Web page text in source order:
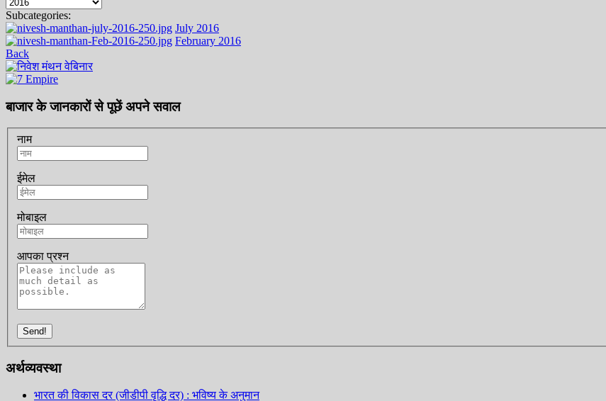
Subcategories:
July 2016
February 2016
Back
बाजार के जानकारों से पूछें अपने सवाल
नाम
ईमेल
मोबाइल
आपका प्रश्न
Send!
अर्थव्यवस्था
भारत की विकास दर (जीडीपी वृद्धि दर) : भविष्य के अनुमान